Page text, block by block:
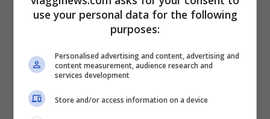
una fetta di colomba. Usate lacrema di
ricotta, il miele, la pannae decorate il tutto
con pezzetti di fragole.
use your personal data for the following
purposes:
Personalised advertising and content, advertising and
content measurement, audience research and
services development
Store and/or access information on a device